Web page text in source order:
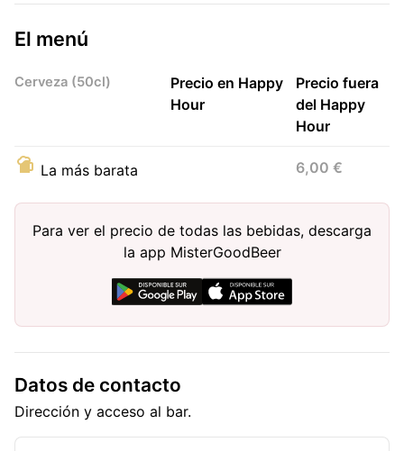
El menú
Cerveza (50cl)
Precio en Happy
Hour
Precio fuera
del Happy
Hour
La más barata 6,00 €
Para ver el precio de todas las bebidas, descarga
la app MisterGoodBeer
Datos de contacto
Dirección y acceso al bar.